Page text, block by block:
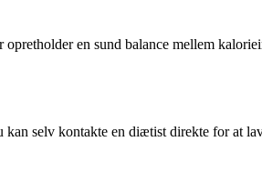
en sund balance mellem
selv kontakte en diætist direkte for at